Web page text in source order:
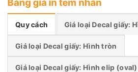
Bảng giá in tem nhãn
Quy cách Giá loại Decal giấy:
Giá loại Decal giấy: Hình tròn
Giá loại Decal giấy: Hình elip (oval)